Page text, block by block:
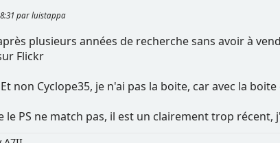
par luistappa
plusieurs années de recherche sans avoir à
Flickr
Et non Cyclope35, je n'ai pas la boite, car avec la
le PS ne match pas, il est un clairement trop